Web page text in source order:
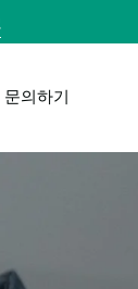
문의하기